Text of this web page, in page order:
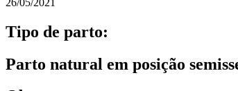
Tipo de parto:
Parto natural em posição